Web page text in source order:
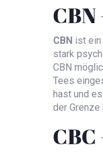
CBN ist
stark
CBN
Tees
hast und
der